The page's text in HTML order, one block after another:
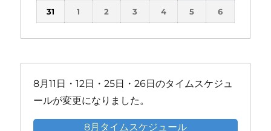
ン
ト)
ン
ト)
ン
ト)
ン
ト)
ン
ト)
ン
ト)
イ
ン
イ
ン
イ
ン
イ
ン
イ
ン
イ
ン
ト)
ト)
ト)
ト)
ト)
31 1 2 3 4 5 6
8月11日・12日・25日・26日のタイムスケジュ
ールが変更になりました。
8月タイムスケジュール